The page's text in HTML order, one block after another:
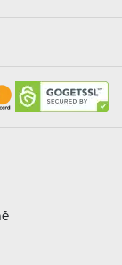
a také z analytických a